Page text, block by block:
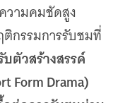
วามคมชัดสูง
กรรมการรับชมที่
ตัวสร้างสรรค์
Form Drama)